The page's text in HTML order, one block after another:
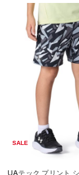
SALE
UAテック プリント